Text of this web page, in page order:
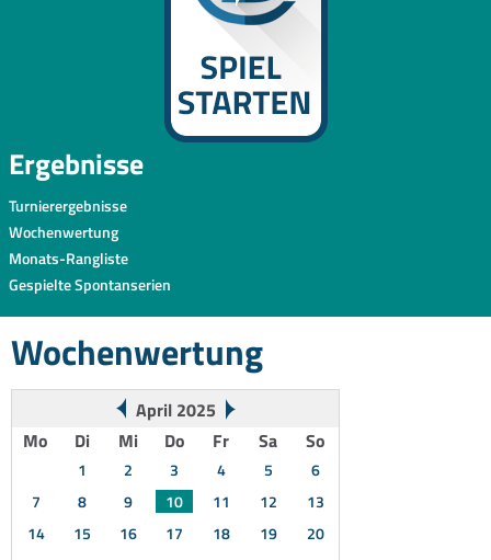
Ergebnisse
Turnierergebnisse
Wochenwertung
Monats-Rangliste
Gespielte Spontanserien
Wochenwertung
April 2025
Mo
Di Mi Do Fr Sa So
1 2 3 4 5
6
7
8 9 10 11 12
13
14
15 16 17 18 19
20